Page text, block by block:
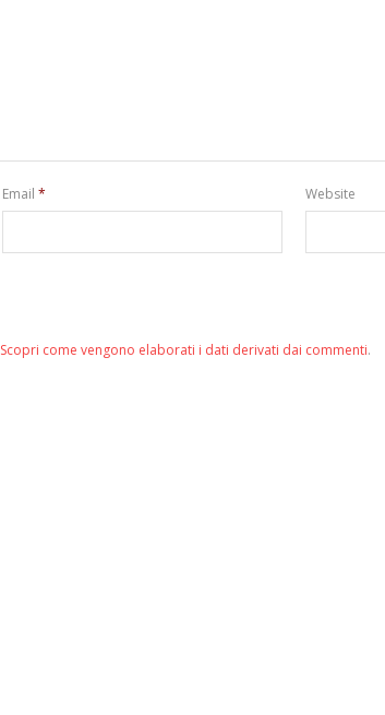
Email * Website
Scopri come vengono elaborati i dati derivati dai commenti.